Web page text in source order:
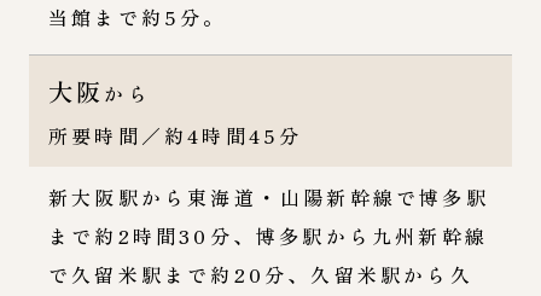
当館まで約5分。
大阪 から
所要時間／約4時間45分
新大阪駅から東海道・山陽新幹線で博多駅
まで約2時間30分、博多駅から九州新幹線
で久留米駅まで約20分、久留米駅から久